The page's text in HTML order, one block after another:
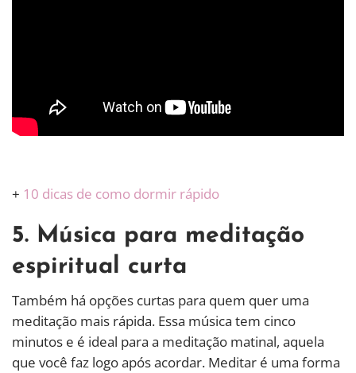
+ 10 dicas de como dormir rápido
5. Música para meditação
espiritual curta
Também há opções curtas para quem quer uma
meditação mais rápida. Essa música tem cinco
minutos e é ideal para a meditação matinal, aquela
que você faz logo após acordar. Meditar é uma forma